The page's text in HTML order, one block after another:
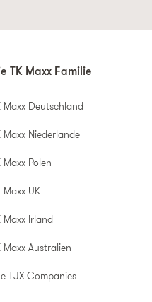
TK Maxx Familie
Maxx Deutschland
Maxx Niederlande
Maxx Polen
Maxx UK
Maxx Irland
Maxx Australien
TJX Companies